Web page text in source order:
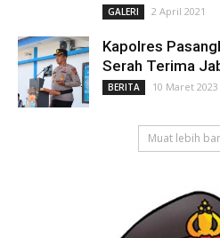
GALERI 2 April 2021
Kapolres
Serah Terima
BERITA 10 Maret 2023
Muat lebih